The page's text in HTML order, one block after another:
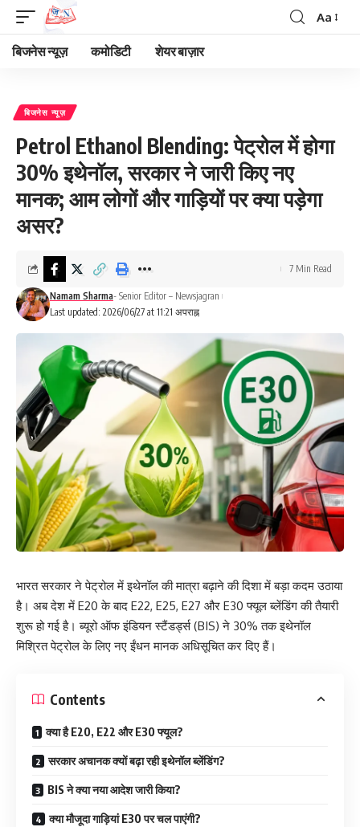
Font
Aa
बिजनेस न्यूज़ कमोडिटी शेयर बाज़ार
बिजनेस न्यूज़
Petrol Ethanol Blending: पेट्रोल में होगा
30% इथेनॉल, सरकार ने जारी किए नए
मानक; आम लोगों और गाड़ियों पर क्या पड़ेगा
असर?
Last updated: 2026/06/27 at 11:21 अपराह्न
Namam Sharma- Senior Editor – Newsjagran
7 Min Read
भारत सरकार ने पेट्रोल में इथेनॉल की मात्रा बढ़ाने की दिशा में बड़ा कदम उठाया
है। अब देश में E20 के बाद E22, E25, E27 और E30 फ्यूल ब्लेंडिंग की तैयारी
शुरू हो गई है। ब्यूरो ऑफ इंडियन स्टैंडर्ड्स (BIS) ने 30% तक इथेनॉल
मिश्रित पेट्रोल के लिए नए ईंधन मानक अधिसूचित कर दिए हैं।
Contents
क्या है E20, E22 और E30 फ्यूल?
सरकार अचानक क्यों बढ़ा रही इथेनॉल ब्लेंडिंग?
BIS ने क्या नया आदेश जारी किया?
क्या मौजूदा गाड़ियां E30 पर चल पाएंगी?